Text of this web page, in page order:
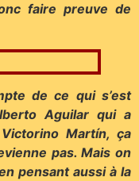
faire preuve de
de ce qui s’est
Aguilar qui a
Martín, ça
pas. Mais on
pensant aussi à la